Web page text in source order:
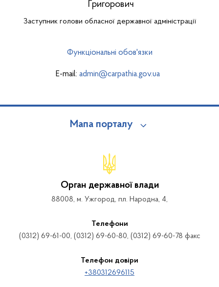
Григорович
Заступник голови обласної державної адміністрації
Функціональні обов'язки
E-mail: admin@carpathia.gov.ua
Мапа порталу
Орган державної влади
88008, м. Ужгород, пл. Народна, 4,
Телефони
(0312) 69-61-00, (0312) 69-60-80, (0312) 69-60-78 факс
Телефон довіри
+380312696115